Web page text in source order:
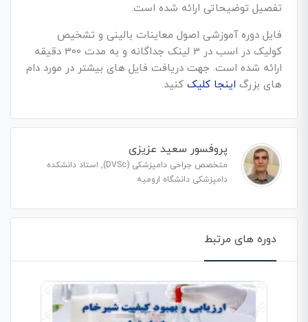
تفصیل توضیحاتی ارائه شده است.
فایل دوره آموزشی اصول معاینات بالینی و تشخیص
کولیک در اسب در 3 لینک جداگانه و به مدت 300 دقیقه
ارائه شده است. جهت دریافت فایل های بیشتر در مورد دام
های بزرگ اینجا کلیککنید.
پروفسور سعید عزیزی
متخصص جراحی دامپزشکی (DVSc), استاد دانشکده
دامپزشکی دانشگاه ارومیه
دوره های مرتبط